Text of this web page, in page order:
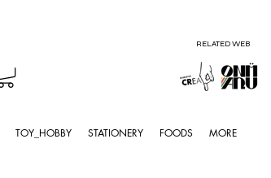
RELATED WEB
TOY_HOBBY STATIONERY FOODS MORE